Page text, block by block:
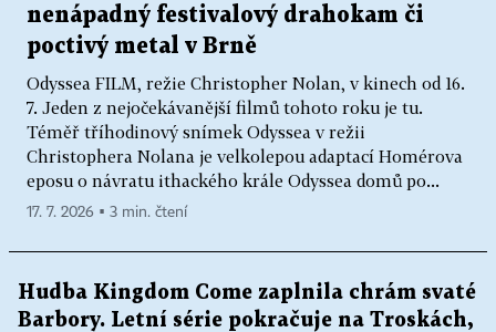
nenápadný festivalový drahokam či
poctivý metal v Brně
Odyssea FILM, režie Christopher Nolan, v kinech od 16.
7. Jeden z nejočekávanější filmů tohoto roku je tu.
Téměř tříhodinový snímek Odyssea v režii
Christophera Nolana je velkolepou adaptací Homérova
eposu o návratu ithackého krále Odyssea domů po...
17. 7. 2026 ▪ 3 min. čtení
Hudba Kingdom Come zaplnila chrám svaté
Barbory. Letní série pokračuje na Troskách,